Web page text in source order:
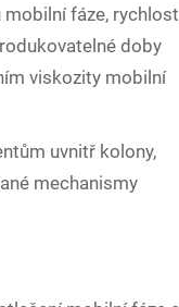
fáze, rychlost
doby
viskozity mobilní
uvnitř kolony,
mechanismy